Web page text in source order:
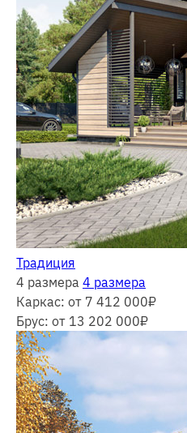
Традиция
4 размера 4 размера
Каркас: от 7 412 000₽
Брус: от 13 202 000₽